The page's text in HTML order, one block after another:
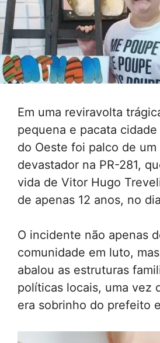
Em uma reviravolta
pequena e pacata
do Oeste foi palco de
devastador na PR-281,
vida de Vitor Hugo
de apenas 12 anos, no
O incidente não apenas
comunidade em luto,
abalou as estruturas
políticas locais, uma vez
era sobrinho do prefeito